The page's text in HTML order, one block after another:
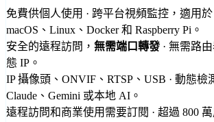
免費供個人使用 · 跨平台視頻監控，適用於
macOS、Linux、Docker 和 Raspberry Pi。
安全的遠程訪問， 無需端口轉發 · 無需路
態 IP。
IP 攝像頭、ONVIF、RTSP、USB · 動態檢
Claude、Gemini 或本地 AI。
遠程訪問和商業使用需要訂閱 · 超過 800